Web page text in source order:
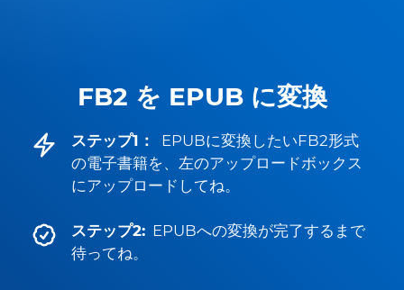
FB2 を EPUB に変換
ステップ1：
EPUBに変換したいFB2形式
の電子書籍を、左のアップロードボックス
にアップロードしてね。
ステップ2: EPUBへの変換が完了するまで
待ってね。